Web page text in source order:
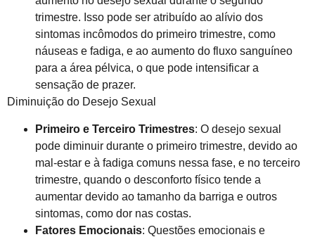
trimestre. Isso pode ser atribuído ao alívio dos
sintomas incômodos do primeiro trimestre, como
náuseas e fadiga, e ao aumento do fluxo sanguíneo
para a área pélvica, o que pode intensificar a
sensação de prazer.
Diminuição do Desejo Sexual
Primeiro e Terceiro Trimestres: O desejo sexual
pode diminuir durante o primeiro trimestre, devido ao
mal-estar e à fadiga comuns nessa fase, e no terceiro
trimestre, quando o desconforto físico tende a
aumentar devido ao tamanho da barriga e outros
sintomas, como dor nas costas.
Fatores Emocionais: Questões emocionais e